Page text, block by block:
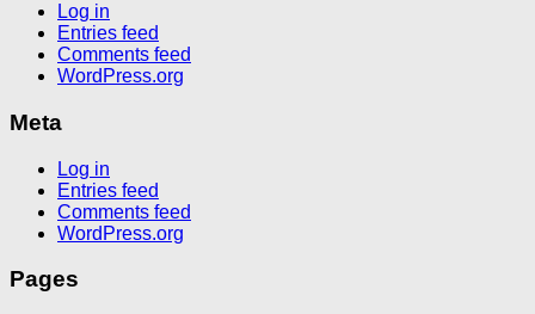
Log in
Entries feed
Comments feed
WordPress.org
Meta
Log in
Entries feed
Comments feed
WordPress.org
Pages